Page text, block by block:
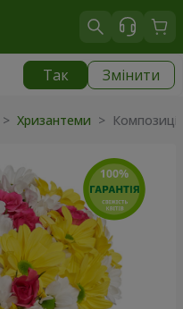
Так Змінити
Хризантеми >